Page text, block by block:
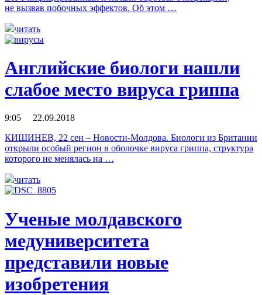
не вызвав побочных эффектов. Об этом …
читать
Английские биологи нашли
слабое место вируса гриппа
9:05 22.09.2018
КИШИНЕВ, 22 сен – Новости-Молдова. Биологи из Британии
открыли особый регион в оболочке вируса гриппа, структура
которого не менялась на …
читать
Ученые молдавского
медуниверситета
представили новые
изобретения